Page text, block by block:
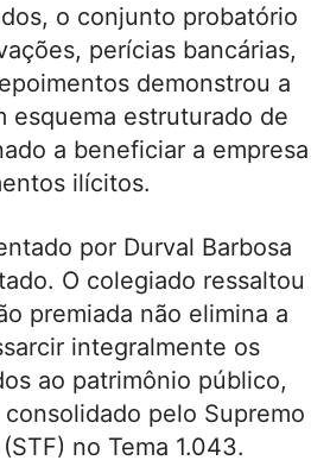
o conjunto probatório
perícias bancárias,
demonstrou a
esquema estruturado de
a beneficiar a empresa
ilícitos.
por Durval Barbosa
O colegiado ressaltou
premiada não elimina a
integralmente os
ao patrimônio público,
pelo Supremo
no Tema 1.043.